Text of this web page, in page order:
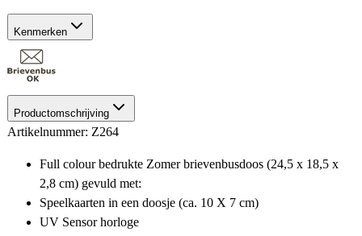
Kenmerken
Productomschrijving
Artikelnummer: Z264
Full colour bedrukte Zomer brievenbusdoos (24,5 x 18,5 x
2,8 cm) gevuld met:
Speelkaarten in een doosje (ca. 10 X 7 cm)
UV Sensor horloge